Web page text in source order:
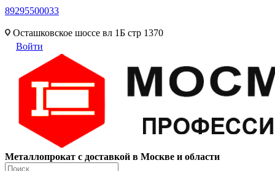
89295500033
Осташковское шоссе вл 1Б стр 1370
Войти
Металлопрокат с доставкой в Москве и области